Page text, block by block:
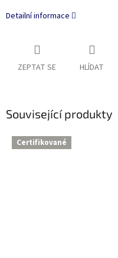
Detailní informace
ZEPTAT SE HLÍDAT
Související produkty
Certifikované